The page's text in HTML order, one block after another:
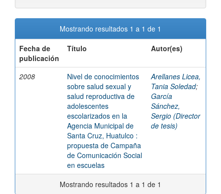
Mostrando resultados 1 a 1 de 1
Fecha de
publicación
Título Autor(es)
2008
Nivel de conocimientos
sobre salud sexual y
salud reproductiva de
adolescentes
escolarizados en la
Agencia Municipal de
Santa Cruz, Huatulco :
propuesta de Campaña
de Comunicación Social
en escuelas
Arellanes Licea,
Tania Soledad;
García
Sánchez,
Sergio (Director
de tesis)
Mostrando resultados 1 a 1 de 1